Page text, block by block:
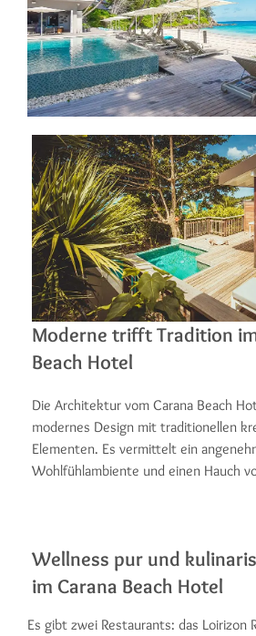
Moderne trifft Tradition
Beach Hotel
Die Architektur vom Carana Beach
modernes Design mit traditionellen
Elementen. Es vermittelt ein
Wohlfühlambiente und einen Hauch
Wellness pur und
im Carana Beach Hotel
Es gibt zwei Restaurants: das Loirizon